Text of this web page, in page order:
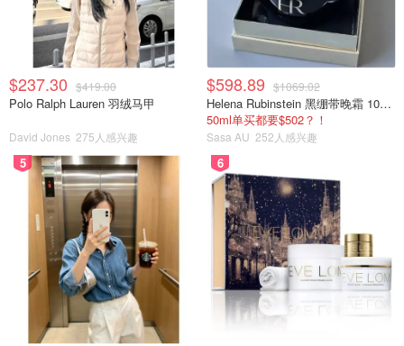
$237.30 $419.00
Polo Ralph Lauren 羽绒马甲
David Jones 275人感兴趣
$598.89 $1069.02
Helena Rubinstein 黑绷带晚霜 100ml
50ml单买都要$502？！
Sasa AU 252人感兴趣
5 6